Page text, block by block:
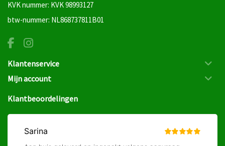
KVK nummer: KVK 98993127
btw-nummer: NL868737811B01
Klantenservice
Mijn account
Klantbeoordelingen